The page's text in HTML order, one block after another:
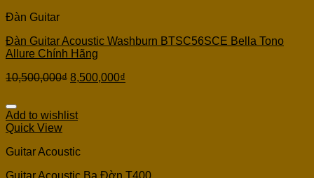
Đàn Guitar
Đàn Guitar Acoustic Washburn BTSC56SCE Bella Tono
Allure Chính Hãng
10,500,000₫ 8,500,000₫
Add to wishlist
Quick View
Guitar Acoustic
Guitar Acoustic Ba Đờn T400